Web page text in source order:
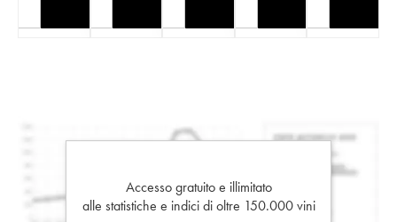
Accesso gratuito e illimitato
alle statistiche e indici di oltre 150.000 vini